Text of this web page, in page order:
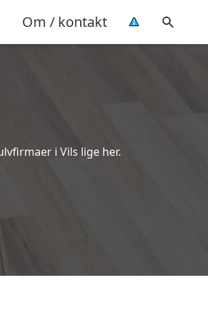
Om / kontakt
i Vils lige her.